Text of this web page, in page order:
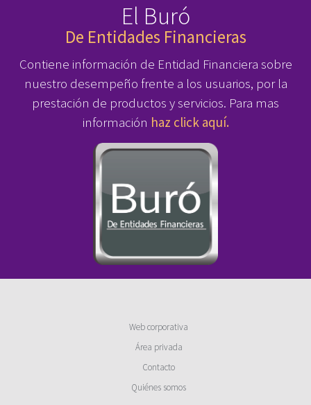
El Buró
De Entidades Financieras
Contiene información de Entidad Financiera sobre
nuestro desempeño frente a los usuarios, por la
prestación de productos y servicios. Para mas
información haz click aquí.
Web corporativa
Área privada
Contacto
Quiénes somos